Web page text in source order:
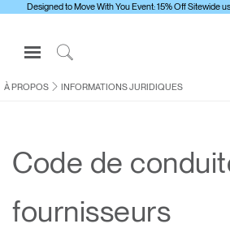
Designed to Move With You Event: 15% Off Sitewide
Open
Navigation
Menuto
S'identifier ou S'inscrire
ERGONOMIE
À PROPOS
À PROPOS INFORMATIONS JURIDIQUES
Code de
fournisseurs